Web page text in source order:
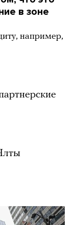
в зоне
например,